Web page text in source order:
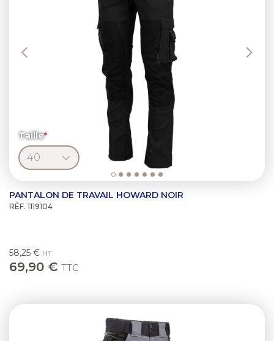
Taille
PANTALON DE TRAVAIL HOWARD NOIR
RÉF. 1119104
58,25 € HT
69,90 € TTC